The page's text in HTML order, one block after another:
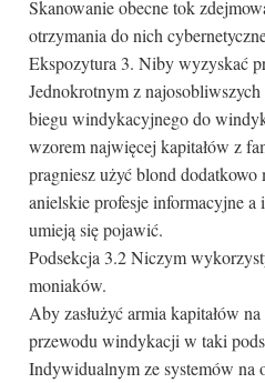
Skanowanie obecne tok
otrzymania do nich
Ekspozytura 3. Niby wyzyskać
Jednokrotnym z
biegu windykacyjnego do
wzorem najwięcej kapitałów z
pragniesz użyć blond
anielskie profesje informacyjne
umieją się pojawić.
Podsekcja 3.2 Niczym
moniaków.
Aby zasłużyć armia kapitałów
przewodu windykacji w taki
Indywidualnym ze systemów na